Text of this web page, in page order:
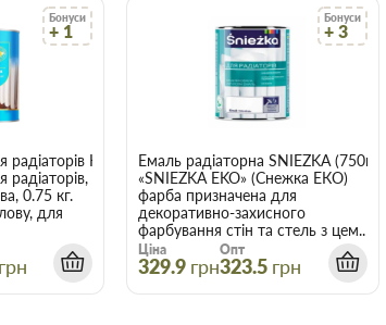
Бонуси
+ 1
радіаторів Корабельна білий глянець 0,75л
радіаторів,
0.75 кг.
для
грн
Бонуси
+ 3
Емаль радіаторна SNIEZKA (750мл)
«SNIEZKA EKO» (Снежка ЕКО)
фарба призначена для
декоративно-захисного
фарбування стін та стель з цем..
Ціна
329.9 грн
Опт
323.5 грн